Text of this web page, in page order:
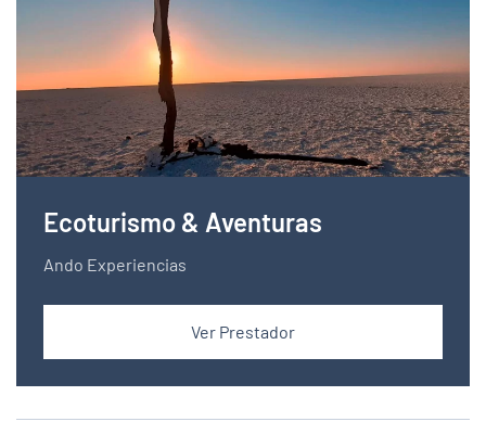
Ecoturismo & Aventuras
Ando Experiencias
Ver Prestador